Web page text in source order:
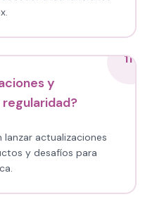
11
y
lanzar actualizaciones
y desafíos para